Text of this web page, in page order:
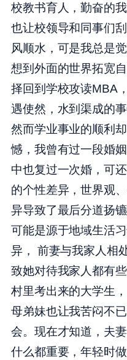
校教书育人，勤奋的
也让校领导和同事们
风顺水，可是我总是
想到外面的世界拓宽
择回到学校攻读MBA
遇使然，水到渠成的事
然而学业事业的顺利
憾，我曾有过一段婚
中也复过一次婚，可
的个性差异，世界观
异导致了最后分道扬镳
可能是源于地域生活
异， 前妻与我家人相
致她对待我家人都有
村里考出来的大学生
母弟妹也让我苦闷不
会。现在才知道，夫
什么都重要，年轻时